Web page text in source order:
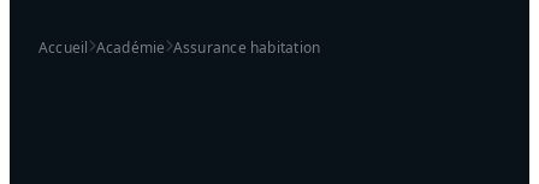
Accueil Académie Assurance habitation